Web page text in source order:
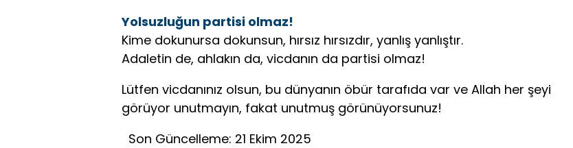
Yolsuzluğun partisi olmaz!
Kime dokunursa dokunsun, hırsız hırsızdır, yanlış yanlıştır.
Adaletin de, ahlakın da, vicdanın da partisi olmaz!
Lütfen vicdanınız olsun, bu dünyanın öbür tarafıda var ve Allah her şeyi
görüyor unutmayın, fakat unutmuş görünüyorsunuz!
Son Güncelleme: 21 Ekim 2025